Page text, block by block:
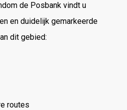
de Posbank vindt u
en duidelijk gemarkeerde
dit gebied:
routes